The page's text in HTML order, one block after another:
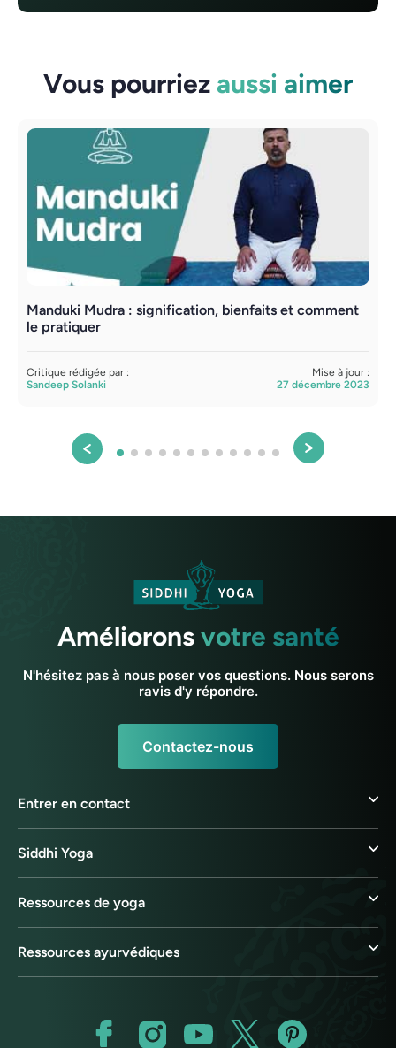
Vous pourriez aussi aimer
Manduki Mudra : signification, bienfaits et comment
le pratiquer
Critique rédigée par :
Sandeep Solanki
Mise à jour :
27 décembre 2023
Amélioronsvotre santé
N'hésitez pas à nous poser vos questions. Nous serons
ravis d'y répondre.
Contactez-nous
Entrer en contact
Siddhi Yoga
Ressources de yoga
Ressources ayurvédiques